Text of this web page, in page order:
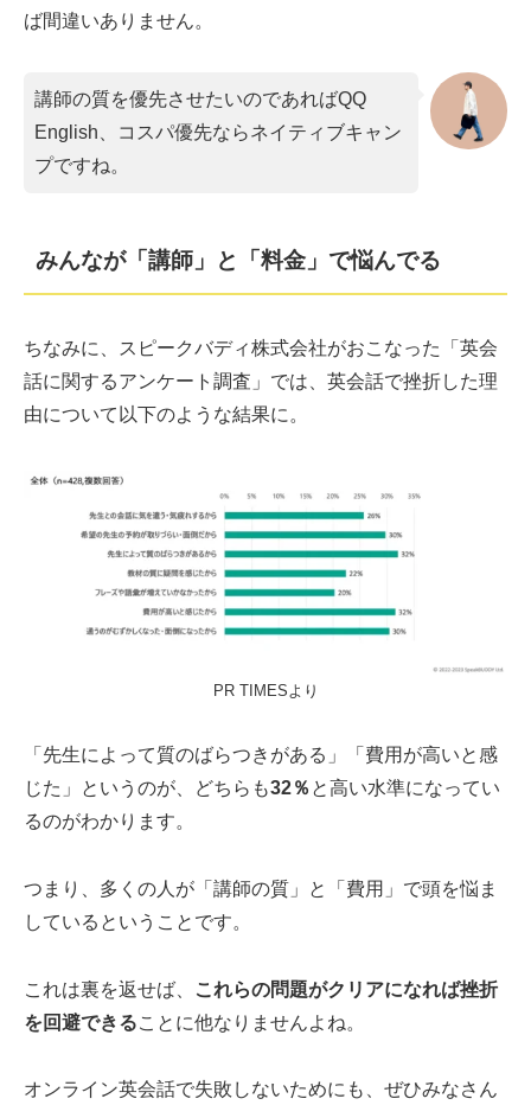
ば間違いありません。
講師の質を優先させたいのであればQQ
English、コスパ優先ならネイティブキャン
プですね。
みんなが「講師」と「料金」で悩んでる
ちなみに、スピークバディ株式会社がおこなった「英会
話に関するアンケート調査」では、英会話で挫折した理
由について以下のような結果に。
PR TIMESより
「先生によって質のばらつきがある」「費用が高いと感
じた」というのが、どちらも32％ と高い水準になってい
るのがわかります。
つまり、多くの人が「講師の質」と「費用」で頭を悩ま
しているということです。
これは裏を返せば、
これらの問題がクリアになれば挫折
を回避できることに他なりませんよね。
オンライン英会話で失敗しないためにも、ぜひみなさん